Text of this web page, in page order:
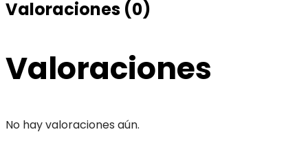
Valoraciones (0)
Valoraciones
No hay valoraciones aún.